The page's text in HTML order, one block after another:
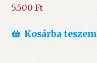
5.500 Ft
Kosárba teszem